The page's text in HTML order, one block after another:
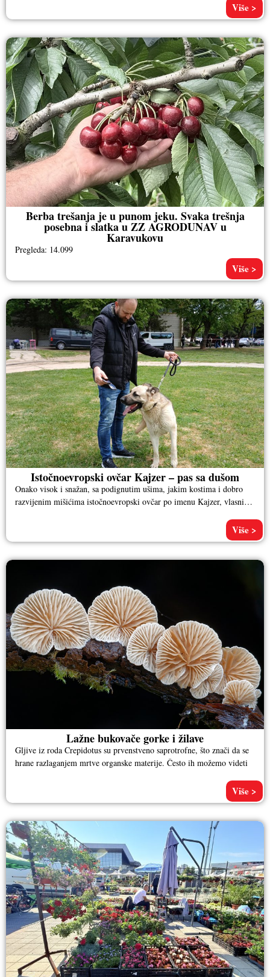
Više >
Berba trešanja je u punom jeku. Svaka trešnja
posebna i slatka u ZZ AGRODUNAV u
Karavukovu
Pregleda: 14.099
Više >
Istočnoevropski ovčar Kajzer – pas sa dušom
Onako visok i snažan, sa podignutim ušima, jakim kostima i dobro
razvijenim mišićima istočnoevropski ovčar po imenu Kajzer, vlasnika
Više >
Lažne bukovače gorke i žilave
Gljive iz roda Crepidotus su prvenstveno saprotrofne, što znači da se
hrane razlaganjem mrtve organske materije. Često ih možemo videti
Više >